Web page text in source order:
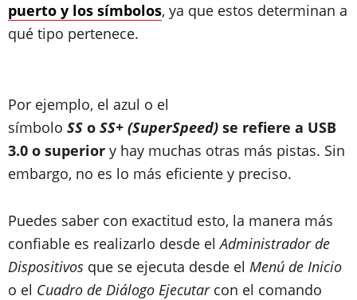
puerto y los símbolos, ya que estos determinan a
qué tipo pertenece.
Por ejemplo, el azul o el
símbolo SS o SS+ (SuperSpeed) se refiere a USB
3.0 o superior y hay muchas otras más pistas. Sin
embargo, no es lo más eficiente y preciso.
Puedes saber con exactitud esto, la manera más
confiable es realizarlo desde elAdministrador de
Dispositivos que se ejecuta desde el Menú de Inicio
o el Cuadro de Diálogo Ejecutarcon el comando